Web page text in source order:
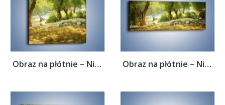
Obraz na płótnie – Niedzielny spacer pod... Obraz na płótnie – Niedzielny spacer pod...